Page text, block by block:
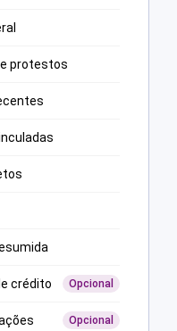
protestos
crédito Opcional
Opcional